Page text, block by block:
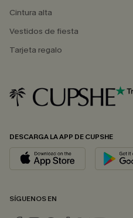
Cintura alta
Vestidos de fiesta
Tarjeta regalo
DESCARGA LA APP DE CUPSHE
SÍGUENOS EN